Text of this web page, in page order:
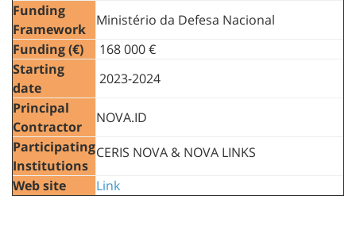
Funding
Framework
Ministério da Defesa Nacional
Funding (€)
168 000 €
Starting
date
2023-2024
Principal
Contractor
NOVA.ID
Participating
Institutions
CERIS NOVA & NOVA LINKS
Web site
Link